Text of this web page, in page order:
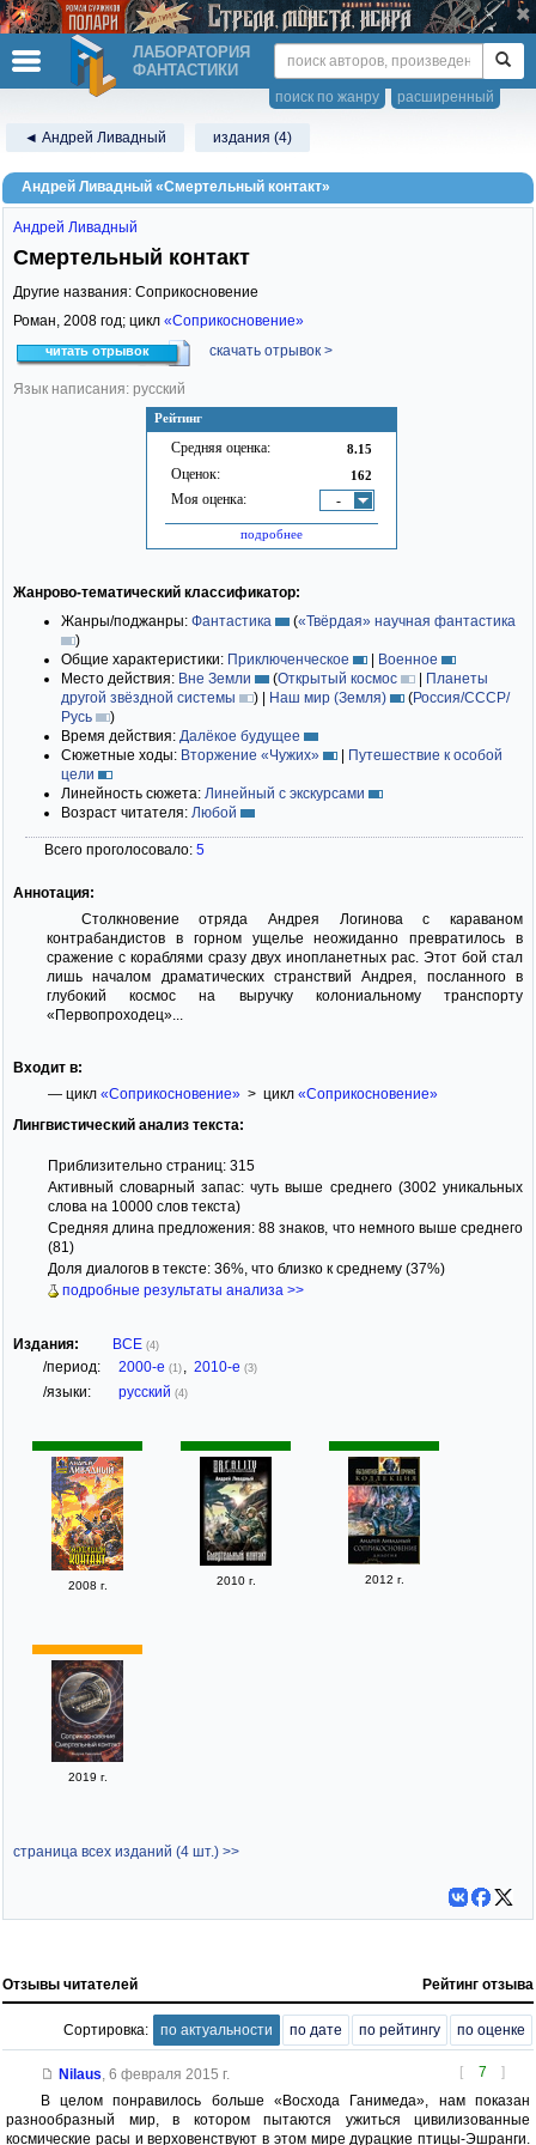
ЛАБОРАТОРИЯ
ФАНТАСТИКИ
расширенный
поиск по жанру
◄ Андрей Ливадный издания (4)
Андрей Ливадный «Смертельный контакт»
Рейтинг
Средняя оценка: 8.15
Оценок: 162
Моя оценка: -
подробнее
Андрей Ливадный
Смертельный контакт
Другие названия: Соприкосновение
Роман, 2008 год; цикл «Соприкосновение»
читать отрывок скачать отрывок >
Язык написания: русский
Жанрово-тематический классификатор:
Жанры/поджанры: Фантастика («Твёрдая» научная фантастика
)
Общие характеристики: Приключенческое | Военное
Место действия: Вне Земли (Открытый космос | Планеты
другой звёздной системы
) | Наш мир (Земля) (Россия/СССР/
Русь
)
Время действия: Далёкое будущее
Сюжетные ходы: Вторжение «Чужих» | Путешествие к особой
цели
Линейность сюжета: Линейный с экскурсами
Возраст читателя: Любой
Всего проголосовало: 5
Аннотация:
Столкновение отряда Андрея Логинова с караваном
контрабандистов в горном ущелье неожиданно превратилось в
сражение с кораблями сразу двух инопланетных рас. Этот бой стал
лишь началом драматических странствий Андрея, посланного в
глубокий космос на выручку колониальному транспорту
«Первопроходец»...
Входит в:
— цикл «Соприкосновение»> цикл «Соприкосновение»
Лингвистический анализ текста:
Приблизительно страниц: 315
Активный словарный запас: чуть выше среднего (3002 уникальных
слова на 10000 слов текста)
Средняя длина предложения: 88 знаков, что немного выше среднего
(81)
Доля диалогов в тексте: 36%, что близко к среднему (37%)
подробные результаты анализа >>
Издания: ВСЕ (4)
/период: 2000-е (1) 2010-е (3)
/языки: русский (4)
2008 г. 2010 г. 2012 г.
2019 г.
страница всех изданий (4 шт.) >>
Отзывы читателей Рейтинг отзыва
Сортировка: по актуальности по дате по рейтингу по оценке
[ 7 ]
Nilaus 6 февраля 2015 г.
В целом понравилось больше «Восхода Ганимеда», нам показан
разнообразный мир, в котором пытаются ужиться цивилизованные
космические расы и верховенствуют в этом мире дурацкие птицы-Эшранги.